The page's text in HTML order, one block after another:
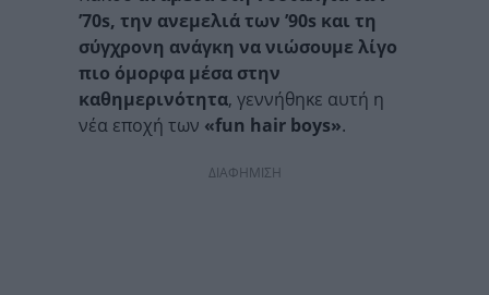
’70s, την ανεμελιά των ’90s και τη
σύγχρονη ανάγκη να νιώσουμε λίγο
πιο όμορφα μέσα στην
καθημερινότητα, γεννήθηκε αυτή η
νέα εποχή των «fun hair boys».
ΔΙΑΦΗΜΙΣΗ